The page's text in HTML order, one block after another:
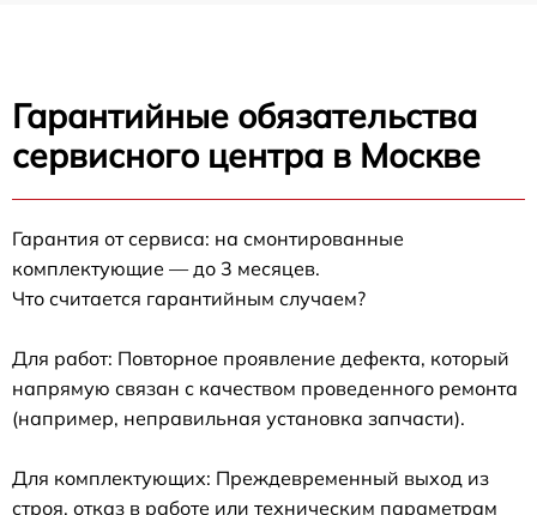
Гарантийные обязательства
сервисного центра в Москве
Гарантия от сервиса: на смонтированные
комплектующие — до 3 месяцев.
Что считается гарантийным случаем?
Для работ: Повторное проявление дефекта, который
напрямую связан с качеством проведенного ремонта
(например, неправильная установка запчасти).
Для комплектующих: Преждевременный выход из
строя, отказ в работе или техническим параметрам